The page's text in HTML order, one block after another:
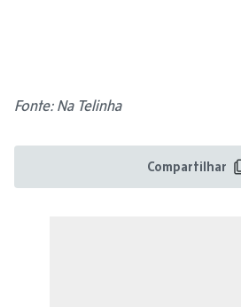
Fonte: Na Telinha
Compartilhar